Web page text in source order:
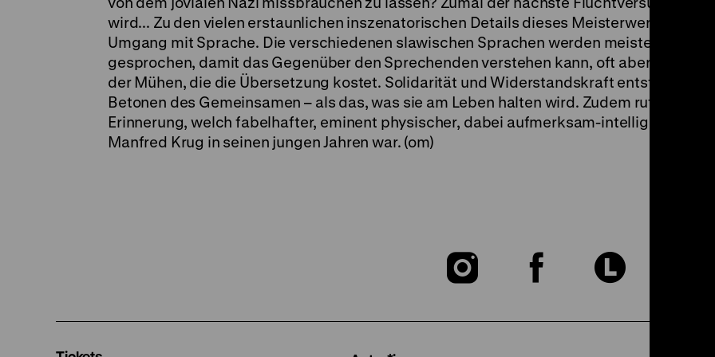
wird... Zu den vielen erstaunlichen inszenatorischen Details dieses Meisterwerks gehört
Umgang mit Sprache. Die verschiedenen slawischen Sprachen werden meistens
gesprochen, damit das Gegenüber den Sprechenden verstehen kann, oft aber auch
der Mühen, die die Übersetzung kostet. Solidarität und Widerstandskraft entstehen
Betonen des Gemeinsamen – als das, was sie am Leben halten wird. Zudem ruft
Erinnerung, welch fabelhafter, eminent physischer, dabei aufmerksam-intelligenter
Manfred Krug in seinen jungen Jahren war. (om)
Zu
Zu
Zu